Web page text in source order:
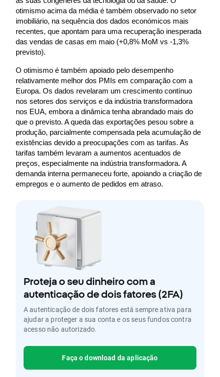
otimismo acima da média é também observado no setor
imobiliário, na sequência dos dados económicos mais
recentes, que apontam para uma recuperação inesperada
das vendas de casas em maio (+0,8% MoM vs -1,3%
previsto).
O otimismo é também apoiado pelo desempenho
relativamente melhor dos PMIs em comparação com a
Europa. Os dados revelaram um crescimento contínuo
nos setores dos serviços e da indústria transformadora
nos EUA, embora a dinâmica tenha abrandado mais do
que o previsto. A queda das exportações pesou sobre a
produção, parcialmente compensada pela acumulação de
existências devido a preocupações com as tarifas. As
tarifas também levaram a aumentos acentuados de
preços, especialmente na indústria transformadora. A
demanda interna permaneceu forte, apoiando a criação de
empregos e o aumento de pedidos em atraso.
Proteja o seu dinheiro com a
autenticação de dois fatores (2FA)
A autenticação de dois fatores está sempre ativa para
ajudar a proteger a sua conta e os seus fundos contra
acesso não autorizado.
Faça o download da aplicação